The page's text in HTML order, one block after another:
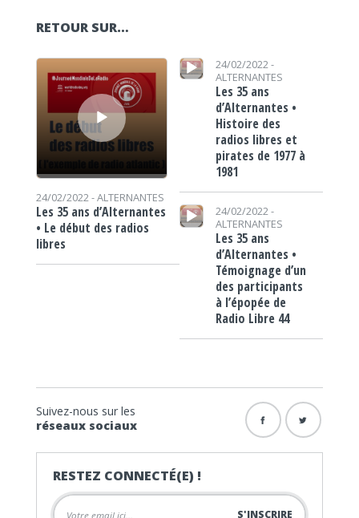
RETOUR SUR…
Lecteur audio
24/02/2022 -ALTERNANTES
Les 35 ans d’Alternantes
• Le début des radios
libres
Lecteur audio
24/02/2022 -
ALTERNANTES
Les 35 ans
d’Alternantes •
Histoire des
radios libres et
pirates de 1977 à
1981
Lecteur audio
24/02/2022 -
ALTERNANTES
Les 35 ans
d’Alternantes •
Témoignage d’un
des participants
à l’épopée de
Radio Libre 44
Suivez-nous sur les
réseaux sociaux
RESTEZ CONNECTÉ(E) !